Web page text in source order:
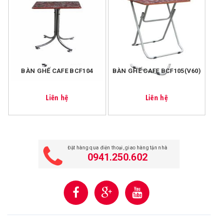
Với đơn hàng <=200k, chúng tôi tính phí vận chuyển cho
mỗi đơn hàng là 20k.
BÀN GHẾ CAFE BCF104
Liên hệ
BÀN GHẾ CAFE BCF105(V60)
Liên hệ
Đặt hàng qua điện thoại, giao hàng tận nhà
0941.250.602